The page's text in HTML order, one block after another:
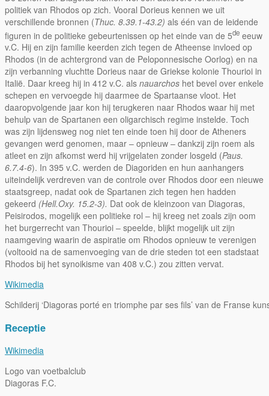
politiek van Rhodos op zich. Vooral Dorieus kennen we uit
verschillende bronnen (Thuc. 8.39.1-43.2) als één van de leidende
figuren in de politieke gebeurtenissen op het einde van de 5de eeuw
v.C. Hij en zijn familie keerden zich tegen de Atheense invloed op
Rhodos (in de achtergrond van de Peloponnesische Oorlog) en na
zijn verbanning vluchtte Dorieus naar de Griekse kolonie Thourioi in
Italië. Daar kreeg hij in 412 v.C. als nauarchos het bevel over enkele
schepen en vervoegde hij daarmee de Spartaanse vloot. Het
daaropvolgende jaar kon hij terugkeren naar Rhodos waar hij met
behulp van de Spartanen een oligarchisch regime instelde. Toch
was zijn lijdensweg nog niet ten einde toen hij door de Atheners
gevangen werd genomen, maar – opnieuw – dankzij zijn roem als
atleet en zijn afkomst werd hij vrijgelaten zonder losgeld (Paus.
6.7.4-6). In 395 v.C. werden de Diagoriden en hun aanhangers
uiteindelijk verdreven van de controle over Rhodos door een nieuwe
staatsgreep, nadat ook de Spartanen zich tegen hen hadden
gekeerd (Hell.Oxy. 15.2-3). Dat ook de kleinzoon van Diagoras,
Peisirodos, mogelijk een politieke rol – hij kreeg net zoals zijn oom
het burgerrecht van Thourioi – speelde, blijkt mogelijk uit zijn
naamgeving waarin de aspiratie om Rhodos opnieuw te verenigen
(voltooid na de samenvoeging van de drie steden tot een stadstaat
Rhodos bij het synoikisme van 408 v.C.) zou zitten vervat.
Wikimedia
Schilderij ‘Diagoras porté en triomphe par ses fils’ van de Franse
Receptie
Wikimedia
Logo van voetbalclub
Diagoras F.C.